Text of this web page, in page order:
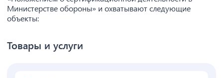
Министерстве обороны» и охватывают следующие
объекты:
Товары и услуги